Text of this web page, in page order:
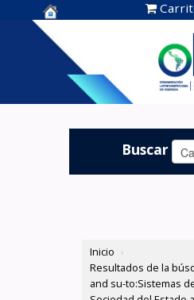
Centro de
Documentación
OLADE -
Buscar
Inicio ›
Resultados de la
and su-to:Sistemas